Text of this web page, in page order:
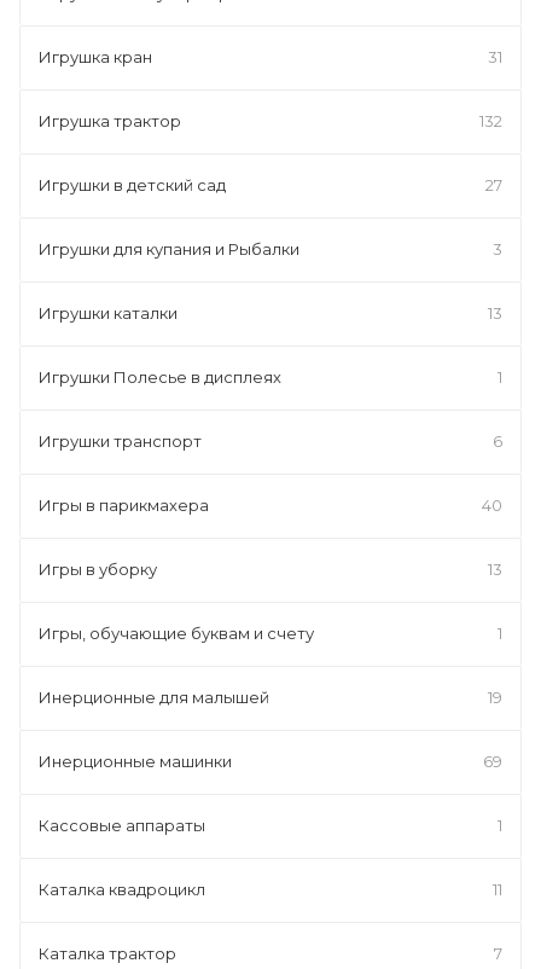
Игрушка кран 31
Игрушка трактор 132
Игрушки в детский сад 27
Игрушки для купания и Рыбалки 3
Игрушки каталки 13
Игрушки Полесье в дисплеях 1
Игрушки транспорт 6
Игры в парикмахера 40
Игры в уборку 13
Игры, обучающие буквам и счету 1
Инерционные для малышей 19
Инерционные машинки 69
Кассовые аппараты 1
Каталка квадроцикл 11
Каталка трактор 7